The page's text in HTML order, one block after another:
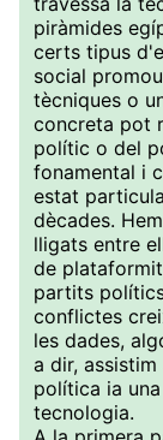
piràmides
certs tipus
social
tècniques o
concreta pot
polític o del
fonamental i
estat
dècades.
lligats entre
de
partits
conflictes
les dades,
a dir,
política ia
tecnologia.